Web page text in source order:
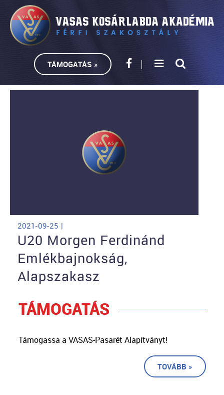
TÁMOGATÁS »
2021-09-25 |
U20 Morgen Ferdinánd
Emlékbajnokság,
Alapszakasz
TÁMOGATÁS
Támogassa a VASAS-Pasarét Alapítványt!
TOVÁBB »